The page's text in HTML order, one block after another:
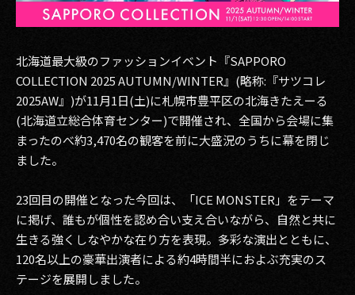
2026
2024
2023
2022
2020
2019
北海道最大級のファッションイベント『SAPPORO
COLLECTION 2025 AUTUMN/WINTER』(略称:『サツコレ
2025AW』)が11月1日(土)に札幌市豊平区の北海きたえーる
(北海道立総合体育センター)で開催され、全国から会場に集
まったのべ約3,470名の観客を前に大盛況のうちに幕を閉じ
ました。
23回目の開催となった今回は、「ICE MONSTER」をテーマ
に掲げ、誰もが個性を認め合い支え合いながら、自然と共に
生きる強くしなやかな在り方を表現。多彩な演出とともに、
120名以上の豪華出演者による約4時間半におよぶ充実のス
テージを展開しました。